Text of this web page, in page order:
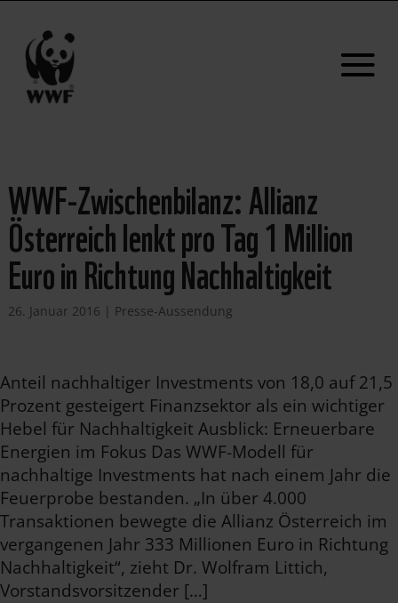
WWF-Zwischenbilanz: Allianz
Österreich lenkt pro Tag 1 Million
Euro in Richtung Nachhaltigkeit
26. Januar 2016 | Presse-Aussendung
Anteil nachhaltiger Investments von 18,0 auf 21,5
Prozent gesteigert Finanzsektor als ein wichtiger
Hebel für Nachhaltigkeit Ausblick: Erneuerbare
Energien im Fokus Das WWF-Modell für
nachhaltige Investments hat nach einem Jahr die
Feuerprobe bestanden. „In über 4.000
Transaktionen bewegte die Allianz Österreich im
vergangenen Jahr 333 Millionen Euro in Richtung
Nachhaltigkeit“, zieht Dr. Wolfram Littich,
Vorstandsvorsitzender […]